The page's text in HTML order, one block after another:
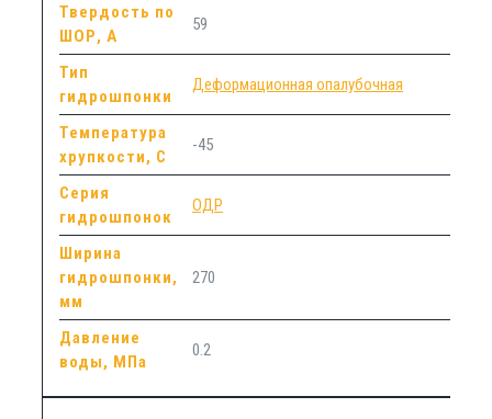
Твердость по
ШОР, А
59
Тип
гидрошпонки
Деформационная опалубочная
Температура
хрупкости, С
-45
Серия
гидрошпонок
ОДР
Ширина
гидрошпонки,
мм
270
Давление
воды, МПа
0.2